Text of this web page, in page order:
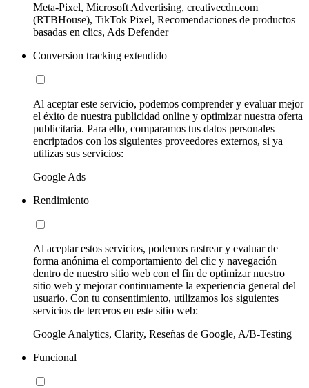
Meta-Pixel, Microsoft Advertising, creativecdn.com
(RTBHouse), TikTok Pixel, Recomendaciones de productos
basadas en clics, Ads Defender
Conversion tracking extendido
Al aceptar este servicio, podemos comprender y evaluar mejor
el éxito de nuestra publicidad online y optimizar nuestra oferta
publicitaria. Para ello, comparamos tus datos personales
encriptados con los siguientes proveedores externos, si ya
utilizas sus servicios:
Google Ads
Rendimiento
Al aceptar estos servicios, podemos rastrear y evaluar de
forma anónima el comportamiento del clic y navegación
dentro de nuestro sitio web con el fin de optimizar nuestro
sitio web y mejorar continuamente la experiencia general del
usuario. Con tu consentimiento, utilizamos los siguientes
servicios de terceros en este sitio web:
Google Analytics, Clarity, Reseñas de Google, A/B-Testing
Funcional